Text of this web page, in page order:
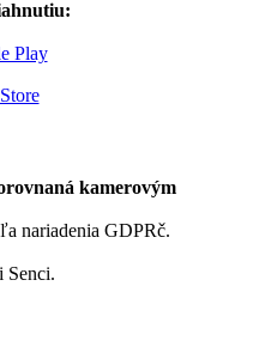
kamerovým
nariadenia GDPRč.
Senci.